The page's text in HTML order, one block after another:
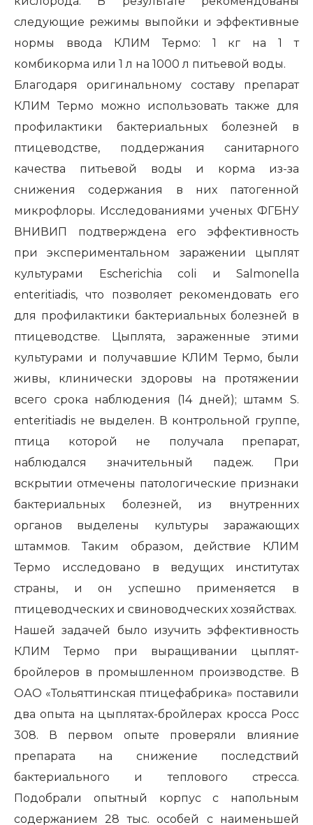
следующие режимы выпойки и эффективные
нормы ввода КЛИМ Термо: 1 кг на 1 т
комбикорма или 1 л на 1000 л питьевой воды.
Благодаря оригинальному составу препарат
КЛИМ Термо можно использовать также для
профилактики бактериальных болезней в
птицеводстве, поддержания санитарного
качества питьевой воды и корма из-за
снижения содержания в них патогенной
микрофлоры. Исследованиями ученых ФГБНУ
ВНИВИП подтверждена его эффективность
при экспериментальном заражении цыплят
культурами Escherichia coli и Salmonella
enteritiadis, что позволяет рекомендовать его
для профилактики бактериальных болезней в
птицеводстве. Цыплята, зараженные этими
культурами и получавшие КЛИМ Термо, были
живы, клинически здоровы на протяжении
всего срока наблюдения (14 дней); штамм S.
enteritiadis не выделен. В контрольной группе,
птица которой не получала препарат,
наблюдался значительный падеж. При
вскрытии отмечены патологические признаки
бактериальных болезней, из внутренних
органов выделены культуры заражающих
штаммов. Таким образом, действие КЛИМ
Термо исследовано в ведущих институтах
страны, и он успешно применяется в
птицеводческих и свиноводческих хозяйствах.
Нашей задачей было изучить эффективность
КЛИМ Термо при выращивании цыплят-
бройлеров в промышленном производстве. В
ОАО «Тольяттинская птицефабрика» поставили
два опыта на цыплятах-бройлерах кросса Росс
308. В первом опыте проверяли влияние
препарата на снижение последствий
бактериального и теплового стресса.
Подобрали опытный корпус с напольным
содержанием 28 тыс. особей с наименьшей